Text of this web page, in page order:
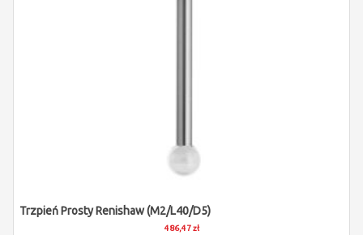
Trzpień Prosty Renishaw (M2/L40/D5)
486,47 zł